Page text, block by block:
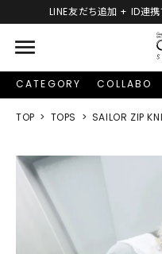
LINE友だち追加 + ID連
menu
CATEGORY COLLABO
TOP TOPS SAILOR ZIP